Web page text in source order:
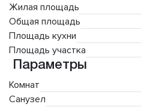
Жилая площадь
Общая площадь
Площадь кухни
Площадь участка
Параметры
Комнат
Санузел